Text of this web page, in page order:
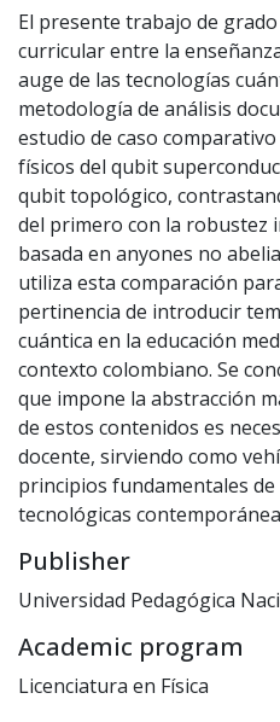
El presente trabajo de
curricular entre la
auge de las tecnologías
metodología de análisis
estudio de caso
físicos del qubit
qubit topológico,
del primero con la robustez
basada en anyones no
utiliza esta comparación
pertinencia de introducir
cuántica en la educación
contexto colombiano. Se
que impone la abstracción
de estos contenidos es
docente, sirviendo como
principios fundamentales de
tecnológicas
Publisher
Universidad Pedagógica
Academic program
Licenciatura en Física